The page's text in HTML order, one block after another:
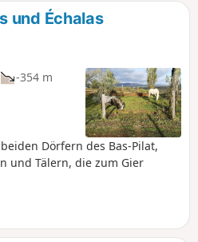
und Échalas
-354 m
Dörfern des Bas-Pilat,
und Tälern, die zum Gier